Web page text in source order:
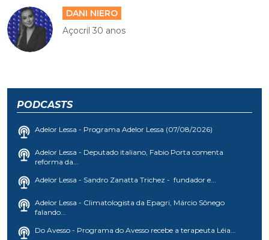
DANI NIERO
Açocril 30 anos
PODCASTS
Adelor Lessa - Programa Adelor Lessa (07/08/2026)
Adelor Lessa - Deputado italiano, Fabio Porta comenta
reforma da...
Adelor Lessa - Sandro Zanatta Trichez - fundador e...
Adelor Lessa - Climatologista da Epagri, Márcio Sônego
falando...
Do Avesso - Programa do Avesso recebe a terapeuta Léia...